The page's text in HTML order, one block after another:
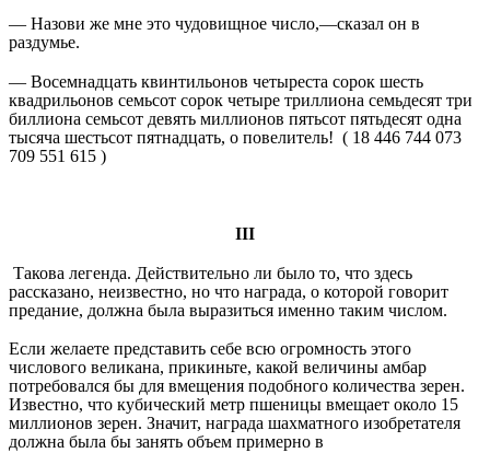
— Назови же мне это чудовищное число,—сказал он в
раздумье.
— Восемнадцать квинтильонов четыреста сорок шесть
квадрильонов семьсот сорок четыре триллиона семьдесят три
биллиона семьсот девять миллионов пятьсот пятьдесят одна
тысяча шестьсот пятнадцать, о повелитель! ( 18 446 744 073
709 551 615 )
III
Такова легенда. Действительно ли было то, что здесь
рассказано, неизвестно, но что награда, о которой говорит
предание, должна была выразиться именно таким числом.
Если желаете представить себе всю огромность этого
числового великана, прикиньте, какой величины амбар
потребовался бы для вмещения подобного количества зерен.
Известно, что кубический метр пшеницы вмещает около 15
миллионов зерен. Значит, награда шахматного изобретателя
должна была бы занять объем примерно в